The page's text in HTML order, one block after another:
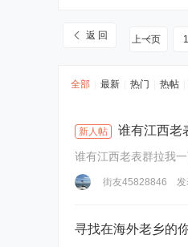
返 回 上一页 1
全部 最新 热门 热帖
新人帖 谁有江西老
谁有江西老表群拉我
街友45828846 发
寻找在海外老乡的